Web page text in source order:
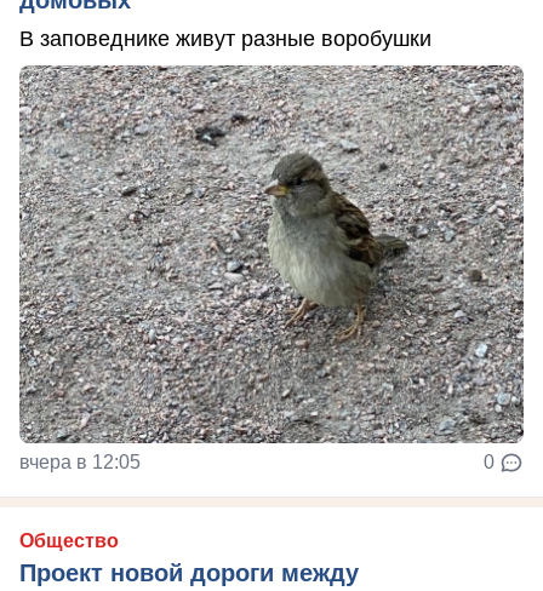
В заповеднике живут разные воробушки
вчера в 12:05 0
Общество
Проект новой дороги между